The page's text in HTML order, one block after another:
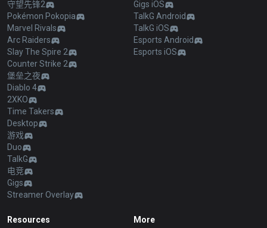
守望先锋2
Pokémon Pokopia
Marvel Rivals
Arc Raiders
Slay The Spire 2
Counter Strike 2
堡垒之夜
Diablo 4
2XKO
Time Takers
Desktop
游戏
Duo
TalkG
电竞
Gigs
Streamer Overlay
Gigs iOS
TalkG Android
TalkG iOS
Esports Android
Esports iOS
Resources More